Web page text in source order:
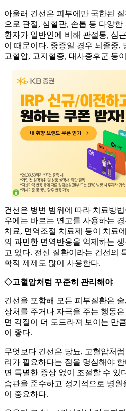
아울러 건선은 피부에만 국한된
으로 관절, 심혈관, 손톱 등 다양
환자가 일반인에 비해 관절통, 심
이 때문이다. 중증일 경우 뇌졸중,
고혈압, 고지혈증, 대사증후군 등
건선은 병변 범위에 따라 치료방
우에는 바르는 연고를 사용하는
치료, 면역조절 치료제 등이 치료
의 과민한 면역반응을 억제하는
고 있다. 전신 질환이라는 건선의
학적 제제도 많이 사용한다.
◇고혈압처럼 꾸준히 관리해야
건선을 포함해 모든 피부질환은
상처를 주거나 자극을 주는 행동
면 각질이 더 도드라져 보이는 만
이 좋다.
무엇보다 건선은 당뇨, 고혈압처
리가 필요하다는 점을 명심해야
면 특별한 증상 없이 조절할 수 있
습관을 준수하고 정기적으로 병
이 중요하다.